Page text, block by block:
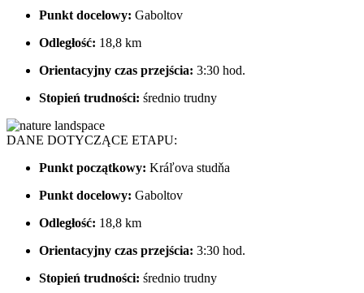
Punkt docelowy: Gaboltov
Odległość: 18,8 km
Orientacyjny czas przejścia: 3:30 hod.
Stopień trudności: średnio trudny
DANE DOTYCZĄCE ETAPU:
Punkt początkowy: Kráľova studňa
Punkt docelowy: Gaboltov
Odległość: 18,8 km
Orientacyjny czas przejścia: 3:30 hod.
Stopień trudności: średnio trudny